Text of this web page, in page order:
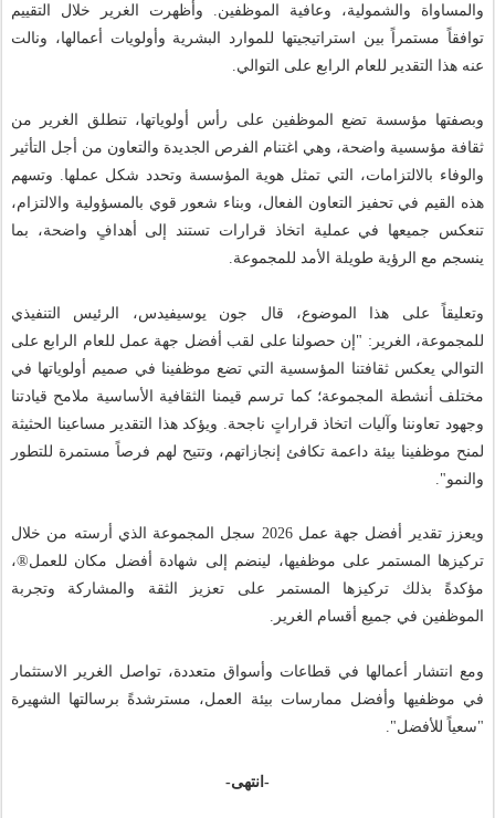
والمساواة والشمولية، وعافية الموظفين. وأظهرت الغرير خلال التقييم
توافقاً مستمراً بين استراتيجيتها للموارد البشرية وأولويات أعمالها، ونالت
عنه هذا التقدير للعام الرابع على التوالي.
وبصفتها مؤسسة تضع الموظفين على رأس أولوياتها، تنطلق الغرير من
ثقافة مؤسسية واضحة، وهي اغتنام الفرص الجديدة والتعاون من أجل التأثير
والوفاء بالالتزامات، التي تمثل هوية المؤسسة وتحدد شكل عملها. وتسهم
هذه القيم في تحفيز التعاون الفعال، وبناء شعور قوي بالمسؤولية والالتزام،
تنعكس جميعها في عملية اتخاذ قرارات تستند إلى أهدافٍ واضحة، بما
ينسجم مع الرؤية طويلة الأمد للمجموعة.
وتعليقاً على هذا الموضوع، قال جون يوسيفيدس، الرئيس التنفيذي
للمجموعة، الغرير: "إن حصولنا على لقب أفضل جهة عمل للعام الرابع على
التوالي يعكس ثقافتنا المؤسسية التي تضع موظفينا في صميم أولوياتها في
مختلف أنشطة المجموعة؛ كما ترسم قيمنا الثقافية الأساسية ملامح قيادتنا
وجهود تعاوننا وآليات اتخاذ قراراتٍ ناجحة. ويؤكد هذا التقدير مساعينا الحثيثة
لمنح موظفينا بيئة داعمة تكافئ إنجازاتهم، وتتيح لهم فرصاً مستمرة للتطور
والنمو".
ويعزز تقدير أفضل جهة عمل 2026 سجل المجموعة الذي أرسته من خلال
تركيزها المستمر على موظفيها، لينضم إلى شهادة أفضل مكان للعمل®،
مؤكدةً بذلك تركيزها المستمر على تعزيز الثقة والمشاركة وتجربة
الموظفين في جميع أقسام الغرير.
ومع انتشار أعمالها في قطاعات وأسواق متعددة، تواصل الغرير الاستثمار
في موظفيها وأفضل ممارسات بيئة العمل، مسترشدةً برسالتها الشهيرة
"سعياً للأفضل".
-انتهى-